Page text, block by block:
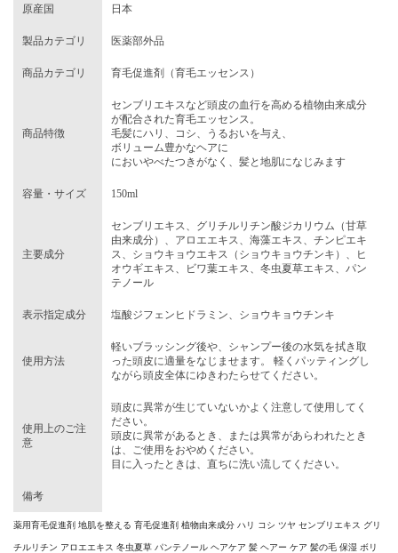
原産国 日本
製品カテゴリ 医薬部外品
商品カテゴリ 育毛促進剤（育毛エッセンス）
商品特徴
センブリエキスなど頭皮の血行を高める植物由来成分
が配合された育毛エッセンス。
毛髪にハリ、コシ、うるおいを与え、
ボリューム豊かなヘアに
においやべたつきがなく、髪と地肌になじみます
容量・サイズ 150ml
主要成分
センブリエキス、グリチルリチン酸ジカリウム（甘草
由来成分）、アロエエキス、海藻エキス、チンピエキ
ス、ショウキョウエキス（ショウキョウチンキ）、ヒ
オウギエキス、ビワ葉エキス、冬虫夏草エキス、パン
テノール
表示指定成分 塩酸ジフェンヒドラミン、ショウキョウチンキ
使用方法
軽いブラッシング後や、シャンプー後の水気を拭き取
った頭皮に適量をなじませます。 軽くパッティングし
ながら頭皮全体にゆきわたらせてください。
使用上のご注
意
頭皮に異常が生じていないかよく注意して使用してく
ださい。
頭皮に異常があるとき、または異常があらわれたとき
は、ご使用をおやめください。
目に入ったときは、直ちに洗い流してください。
備考
薬用育毛促進剤 地肌を整える 育毛促進剤 植物由来成分 ハリ コシ ツヤ センブリエキス グリ
チルリチン アロエエキス 冬虫夏草 パンテノール ヘアケア 髪 ヘアー ケア 髪の毛 保湿 ボリ